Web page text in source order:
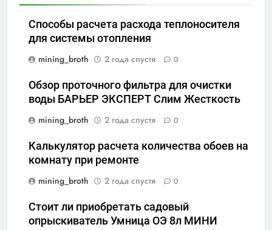
Способы расчета расхода теплоносителя
для системы отопления
mining_broth
2 года спустя 0
Обзор проточного фильтра для очистки
воды БАРЬЕР ЭКСПЕРТ Слим Жесткость
mining_broth
2 года спустя 0
Калькулятор расчета количества обоев на
комнату при ремонте
mining_broth
2 года спустя 0
Стоит ли приобретать садовый
опрыскиватель Умница ОЭ 8л МИНИ